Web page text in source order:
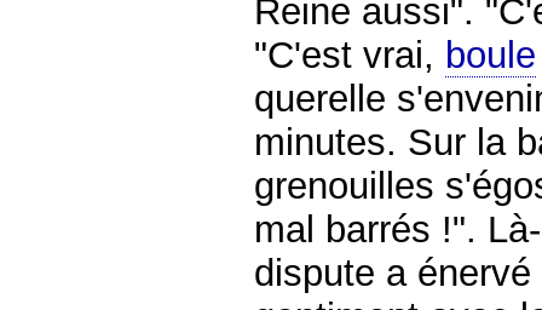
Reine aussi".
"C'est vrai, boule
querelle
minutes. Sur la
grenouilles
mal barrés !".
dispute a